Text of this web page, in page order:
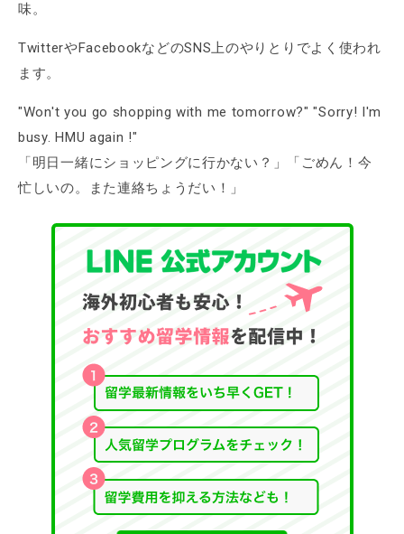
味。
TwitterやFacebookなどのSNS上のやりとりでよく使われ
ます。
"Won't you go shopping with me tomorrow?" "Sorry! I'm
busy. HMU again !"
「明日一緒にショッピングに行かない？」「ごめん！今
忙しいの。また連絡ちょうだい！」